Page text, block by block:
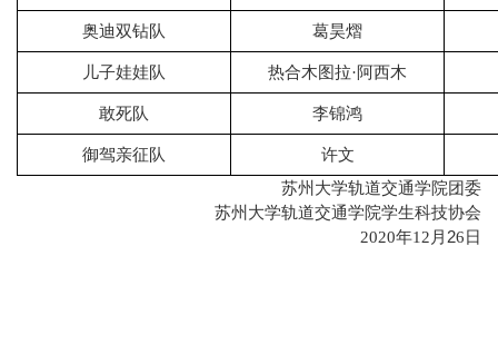
奥迪双钻队 葛昊熠
儿子娃娃队 热合木图拉·阿西木
敢死队 李锦鸿
御驾亲征队 许文
苏州大学轨道交通学院团委
苏州大学轨道交通学院学生科技协会
2020年12 月26日